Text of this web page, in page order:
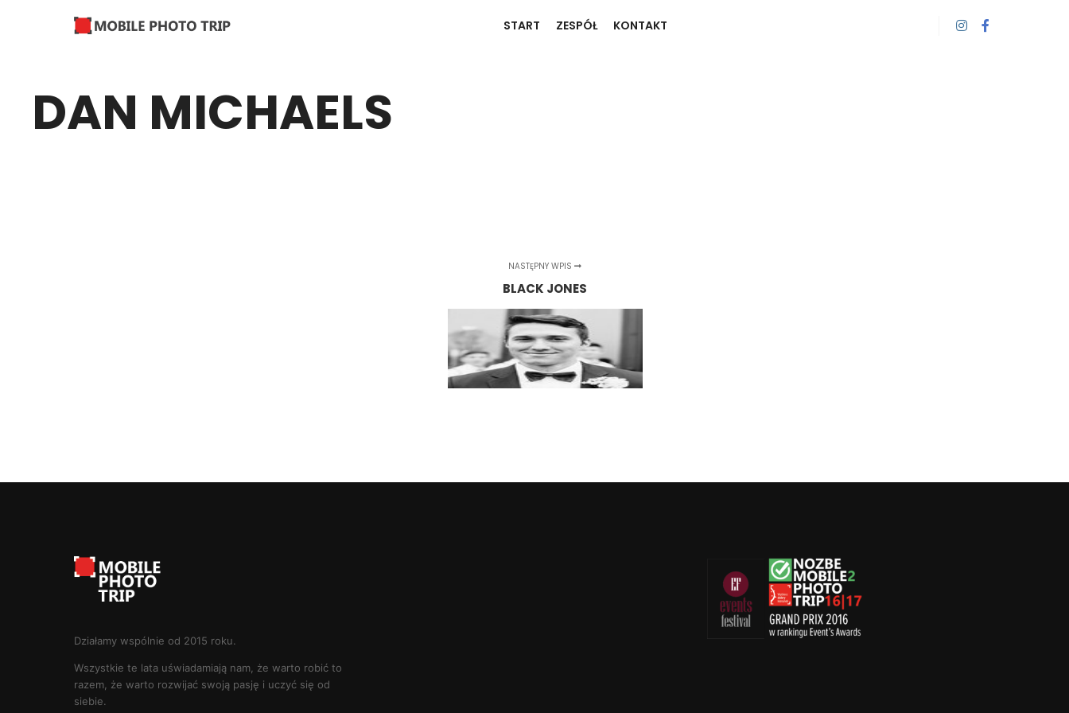
START ZESPÓŁ KONTAKT
DAN MICHAELS
NASTĘPNY WPIS
BLACK JONES
Działamy wspólnie od 2015 roku.
Wszystkie te lata uświadamiają nam, że warto robić to
razem, że warto rozwijać swoją pasję i uczyć się od
siebie.